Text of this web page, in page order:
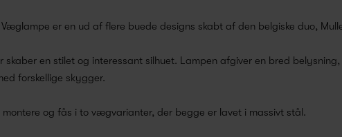
Væglampe er en ud af flere buede designs skabt af den belgiske duo,
skaber en stilet og interessant silhuet. Lampen afgiver en bred
forskellige skygger.
montere og fås i to vægvarianter, der begge er lavet i massivt stål.